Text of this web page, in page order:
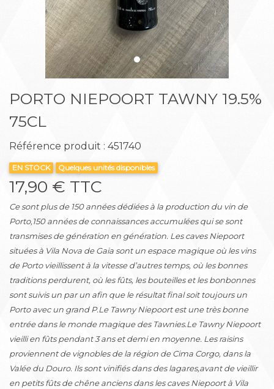
PORTO NIEPOORT TAWNY 19.5%
75CL
Référence produit : 451740
EN STOCK Quelques unités disponibles
17,90 € TTC
Ce sont plus de 150 années dédiées à la production du vin de
Porto,150 années de connaissances accumulées qui se sont
transmises de génération en génération. Les caves Niepoort
situées à Vila Nova de Gaia sont un espace magique où les vins
de Porto vieillissent à la vitesse d’autres temps, où les bonnes
traditions perdurent, où les fûts, les bouteilles et les bonbonnes
sont suivis un par un afin que le résultat final soit toujours un
Porto avec un grand P.Le Tawny Niepoort est une très bonne
entrée dans le monde magique des Tawnies.Le Tawny Niepoort
vieilli en fûts pendant 3 ans et demi en moyenne. Les raisins
proviennent de vignobles de la région de Cima Corgo, dans la
Valée du Douro. Ils sont vinifiés dans des lagares,avant de vieillir
en petits fûts de chêne anciens dans les caves Niepoort à Vila